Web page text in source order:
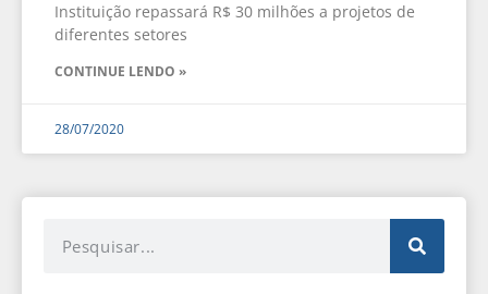
Instituição repassará R$ 30 milhões a projetos de
diferentes setores
CONTINUE LENDO »
28/07/2020